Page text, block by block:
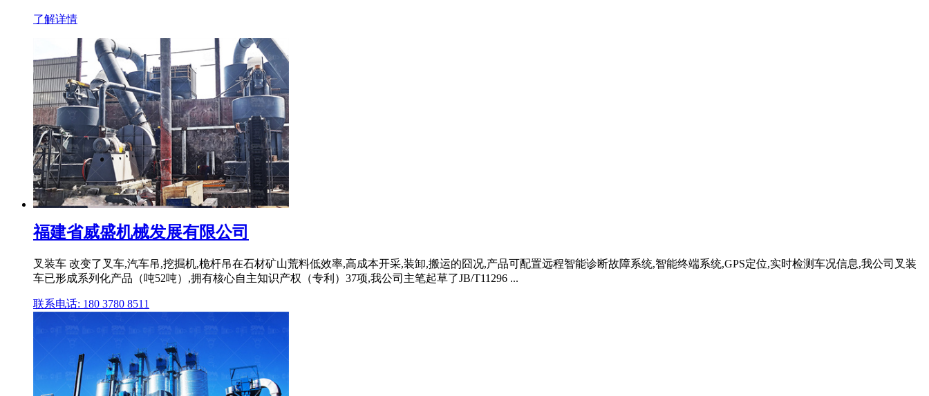
了解详情
福建省威盛机械发展有限公司
叉装车 改变了叉车,汽车吊,挖掘机,桅杆吊在石材矿山荒料低效率,高成本开采,装卸,搬运的囧况,产品可配置远程智能诊断故障系统,智能终端系统,GPS定位,实时检测车况信息,我公司叉装
车已形成系列化产品（吨52吨）,拥有核心自主知识产权（专利）37项,我公司主笔起草了JB/T11296 ...
联系电话: 180 3780 8511